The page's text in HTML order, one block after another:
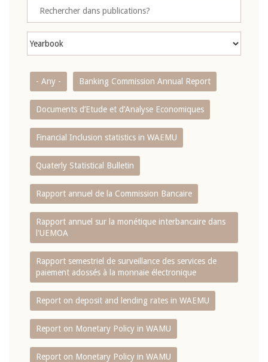
- Any - Banking Commission Annual Report
Documents d’Etude et d’Analyse Economiques
Financial Inclusion statistics in WAEMU
Quaterly Statistical Bulletin
Rapport annuel de la Commission Bancaire
Rapport annuel sur la monétique interbancaire dans
l'UEMOA
Rapport semestriel de surveillance des services de
paiement adossés à la monnaie électronique
Report on deposit and lending rates in WAEMU
Report on Monetary Policy in WAMU
Report on Monetary Policy in WAMU